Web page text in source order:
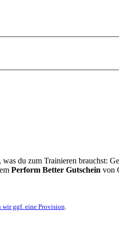
du zum Trainieren brauchst:
Perform Better Gutschein von
wir ggf. eine Provision